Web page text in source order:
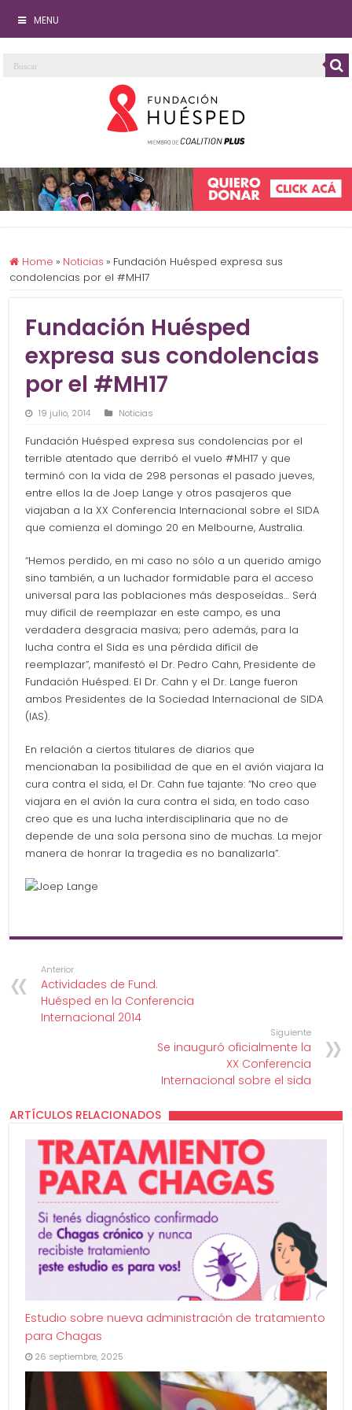
MENU
Home » Noticias » Fundación Huésped expresa sus
condolencias por el #MH17
Fundación Huésped
expresa sus condolencias
por el #MH17
19 julio, 2014 Noticias
Fundación Huésped expresa sus condolencias por el
terrible atentado que derribó el vuelo #MH17 y que
terminó con la vida de 298 personas el pasado jueves,
entre ellos la de Joep Lange y otros pasajeros que
viajaban a la XX Conferencia Internacional sobre el SIDA
que comienza el domingo 20 en Melbourne, Australia.
“Hemos perdido, en mi caso no sólo a un querido amigo
sino también, a un luchador formidable para el acceso
universal para las poblaciones más desposeídas… Será
muy difícil de reemplazar en este campo, es una
verdadera desgracia masiva; pero además, para la
lucha contra el Sida es una pérdida difícil de
reemplazar”, manifestó el Dr. Pedro Cahn, Presidente de
Fundación Huésped. El Dr. Cahn y el Dr. Lange fueron
ambos Presidentes de la Sociedad Internacional de SIDA
(IAS).
En relación a ciertos titulares de diarios que
mencionaban la posibilidad de que en el avión viajara la
cura contra el sida, el Dr. Cahn fue tajante: “No creo que
viajara en el avión la cura contra el sida, en todo caso
creo que es una lucha interdisciplinaria que no de
depende de una sola persona sino de muchas. La mejor
manera de honrar la tragedia es no banalizarla”.
Anterior
Actividades de Fund.
Huésped en la Conferencia
Internacional 2014
Siguiente
Se inauguró oficialmente la
XX Conferencia
Internacional sobre el sida
ARTÍCULOS RELACIONADOS
Estudio sobre nueva administración de tratamiento
para Chagas
26 septiembre, 2025